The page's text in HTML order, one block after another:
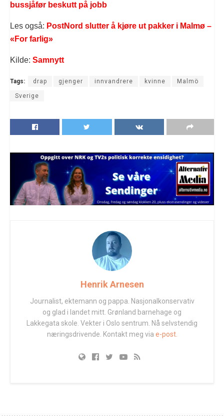
bussjåfør beskutt på jobb
Les også: PostNord slutter å kjøre ut pakker i Malmø –
«For farlig»
Kilde: Samnytt
Tags: drap gjenger innvandrere kvinne Malmö
Sverige
Henrik Arnesen
Journalist, ektemann og pappa. Nasjonalkonservativ
og glad i landet mitt. Grønland barnehage og
Lakkegata skole. Vekter i Oslo sentrum. Nå selvstendig
næringsdrivende. Kontakt meg via e-post.